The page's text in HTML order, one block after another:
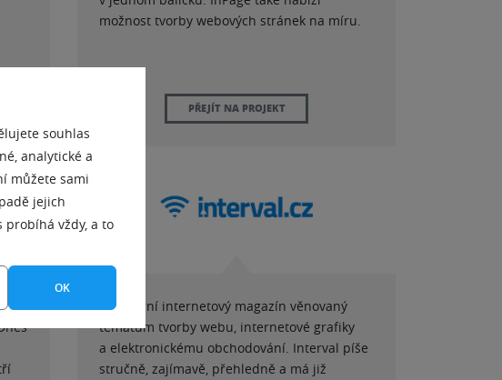
souhlas
analytické a
můžete sami
jejich
probíhá vždy, a to
OK
možnost tvorby webových stránek na míru.
PŘEJÍT NA PROJEKT
Populární internetový magazín věnovaný
tématům tvorby webu, internetové grafiky
a elektronickému obchodování. Interval píše
stručně, zajímavě, přehledně a má již